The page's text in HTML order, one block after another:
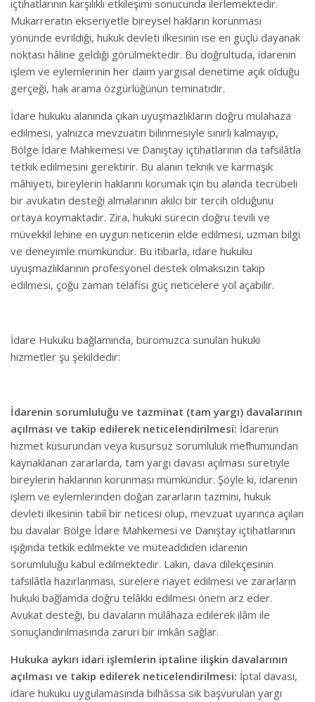
içtihatlarının karşılıklı etkileşimi sonucunda ilerlemektedir.
Mukarreratın ekseriyetle bireysel hakların korunması
yönünde evrildiği, hukuk devleti ilkesinin ise en güçlü dayanak
noktası hâline geldiği görülmektedir. Bu doğrultuda, idarenin
işlem ve eylemlerinin her daim yargısal denetime açık olduğu
gerçeği, hak arama özgürlüğünün teminatıdır.
İdare hukuku alanında çıkan uyuşmazlıkların doğru mülahaza
edilmesi, yalnızca mevzuatın bilinmesiyle sınırlı kalmayıp,
Bölge İdare Mahkemesi ve Danıştay içtihatlarının da tafsilâtla
tetkik edilmesini gerektirir. Bu alanın teknik ve karmaşık
mâhiyeti, bireylerin haklarını korumak için bu alanda tecrübeli
bir avukatın desteği almalarının akılcı bir tercih olduğunu
ortaya koymaktadır. Zira, hukuki sürecin doğru tevili ve
müvekkil lehine en uygun neticenin elde edilmesi, uzman bilgi
ve deneyimle mümkündür. Bu itibarla, idare hukuku
uyuşmazlıklarının profesyonel destek olmaksızın takip
edilmesi, çoğu zaman telafisi güç neticelere yol açabilir.
İdare Hukuku bağlamında, büromuzca sunulan hukuki
hizmetler şu şekildedir:
İdarenin sorumluluğu ve tazminat (tam yargı) davalarının
açılması ve takip edilerek neticelendirilmesi: İdarenin
hizmet kusurundan veya kusursuz sorumluluk mefhumundan
kaynaklanan zararlarda, tam yargı davası açılması suretiyle
bireylerin haklarının korunması mümkündür. Şöyle ki, idarenin
işlem ve eylemlerinden doğan zararların tazmini, hukuk
devleti ilkesinin tabiî bir neticesi olup, mevzuat uyarınca açılan
bu davalar Bölge İdare Mahkemesi ve Danıştay içtihatlarının
ışığında tetkik edilmekte ve müteaddiden idarenin
sorumluluğu kabul edilmektedir. Lakin, dava dilekçesinin
tafsilâtla hazırlanması, sürelere riayet edilmesi ve zararların
hukuki bağlamda doğru telâkki edilmesi önem arz eder.
Avukat desteği, bu davaların mülâhaza edilerek ilâm ile
sonuçlandırılmasında zaruri bir imkân sağlar.
Hukuka aykırı idari işlemlerin iptaline ilişkin davalarının
açılması ve takip edilerek neticelendirilmesi: İptal davası,
idare hukuku uygulamasında bilhâssa sık başvurulan yargı